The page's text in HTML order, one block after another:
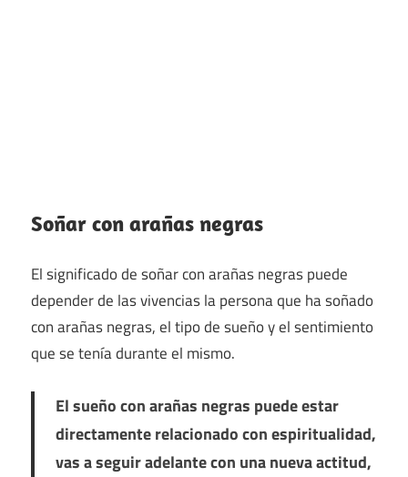
Soñar con arañas negras
El significado de soñar con arañas negras puede
depender de las vivencias la persona que ha soñado
con arañas negras, el tipo de sueño y el sentimiento
que se tenía durante el mismo.
El sueño con arañas negras puede estar
directamente relacionado con espiritualidad,
vas a seguir adelante con una nueva actitud,